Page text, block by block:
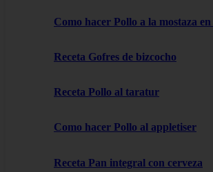
Como hacer Pollo a la mostaza
Receta Gofres de bizcocho
Receta Pollo al taratur
Como hacer Pollo al appletiser
Receta Pan integral con cerveza